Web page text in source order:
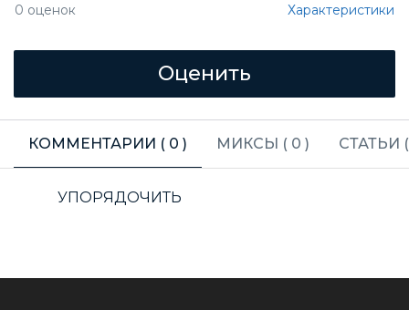
0 оценок Характеристики
КОММЕНТАРИИ ( 0 ) МИКСЫ ( 0 ) СТАТЬИ
УПОРЯДОЧИТЬ